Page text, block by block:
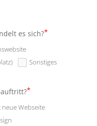
es sich?
Sonstiges
Webseite